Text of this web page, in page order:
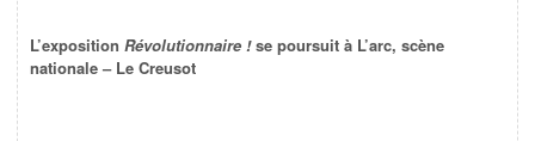
L’exposition Révolutionnaire !se poursuit à L’arc, scène
nationale – Le Creusot